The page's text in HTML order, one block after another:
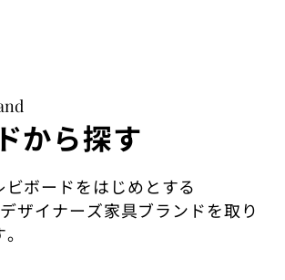
から探す
ボードをはじめとする
ザイナーズ家具ブランドを取り